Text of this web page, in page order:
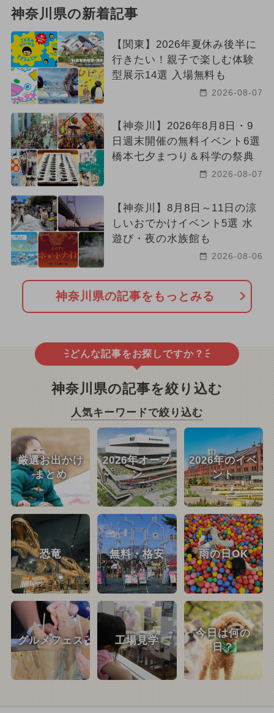
神奈川県の新着記事
【関東】2026年夏休み後半に
行きたい！親子で楽しむ体験
型展示14選 入場無料も
2026-08-07
【神奈川】2026年8月8日・9
日週末開催の無料イベント6選
橋本七夕まつり＆科学の祭典
2026-08-07
【神奈川】8月8日～11日の涼
しいおでかけイベント5選 水
遊び・夜の水族館も
2026-08-06
神奈川県の記事をもっとみる
どんな記事をお探しですか？
神奈川県の記事を絞り込む
人気キーワードで絞り込む
厳選お出かけ
まとめ
2026年オープ
ン
2026年のイベ
ント
恐竜 無料・格安 雨の日OK
グルメフェス 工場見学
今日は何の
日？